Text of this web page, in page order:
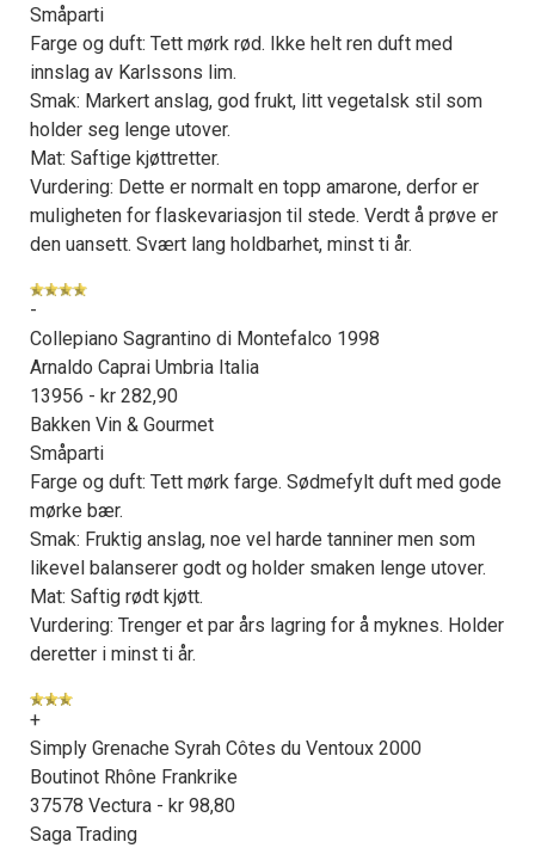
Småparti
Farge og duft: Tett mørk rød. Ikke helt ren duft med
innslag av Karlssons lim.
Smak: Markert anslag, god frukt, litt vegetalsk stil som
holder seg lenge utover.
Mat: Saftige kjøttretter.
Vurdering: Dette er normalt en topp amarone, derfor er
muligheten for flaskevariasjon til stede. Verdt å prøve er
den uansett. Svært lang holdbarhet, minst ti år.
-
Collepiano Sagrantino di Montefalco 1998
Arnaldo Caprai Umbria Italia
13956 - kr 282,90
Bakken Vin & Gourmet
Småparti
Farge og duft: Tett mørk farge. Sødmefylt duft med gode
mørke bær.
Smak: Fruktig anslag, noe vel harde tanniner men som
likevel balanserer godt og holder smaken lenge utover.
Mat: Saftig rødt kjøtt.
Vurdering: Trenger et par års lagring for å myknes. Holder
deretter i minst ti år.
+
Simply Grenache Syrah Côtes du Ventoux 2000
Boutinot Rhône Frankrike
37578 Vectura - kr 98,80
Saga Trading